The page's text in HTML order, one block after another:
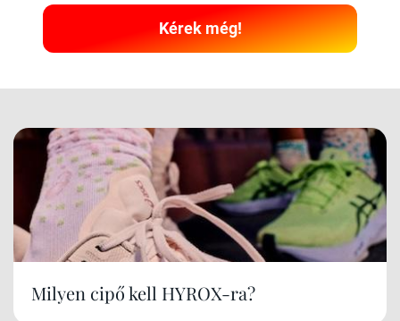
Kérek még!
Milyen cipő kell HYROX-ra?